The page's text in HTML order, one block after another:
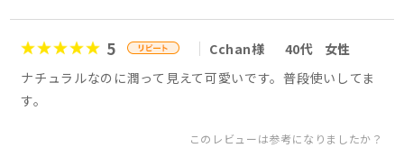
5 Cchan様 40代
女性
ナチュラルなのに潤って見えて可愛いです。普段使いしてま
す。
このレビューは参考になりましたか？